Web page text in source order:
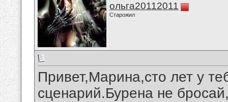
ольга20112011
Старожил
Привет,Марина,сто лет у
сценарий.Бурена не